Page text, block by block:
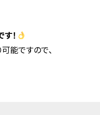
！
能ですので、